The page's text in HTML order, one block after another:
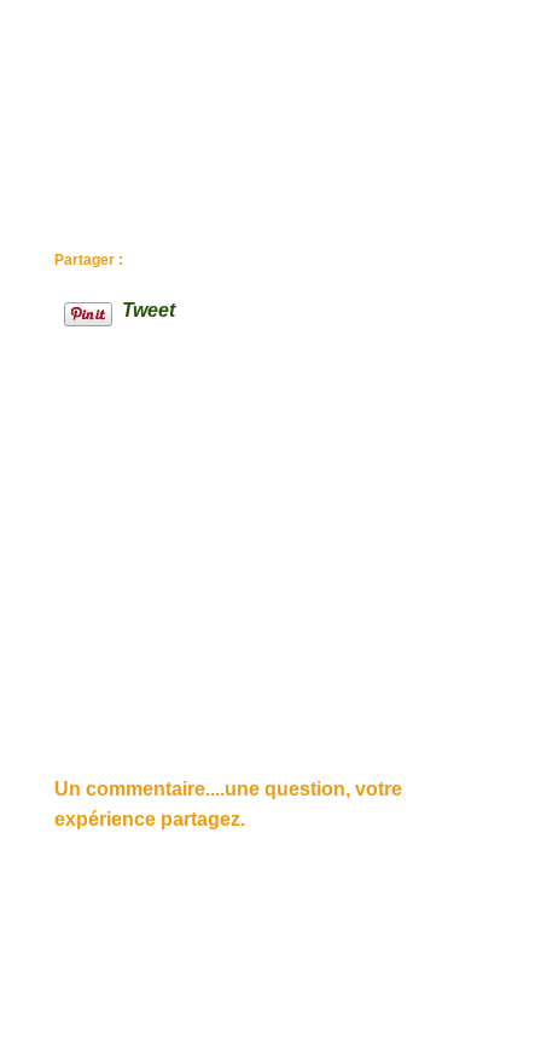
Partager :
Tweet
Un commentaire....une question, votre
expérience partagez.